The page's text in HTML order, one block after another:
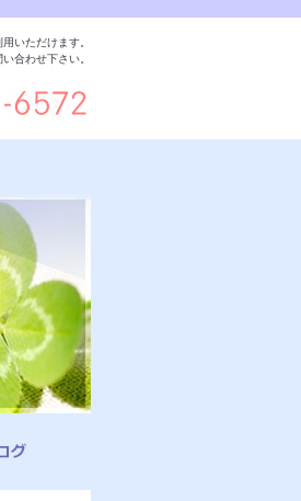
いただけます。
合わせ下さい。